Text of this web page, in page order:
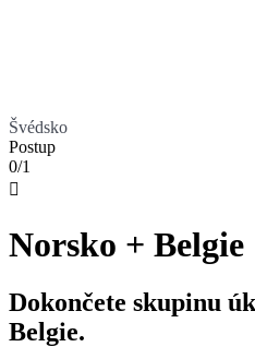
Švédsko
Postup
0/1

Norsko + Belgie
Dokončete skupinu
Belgie.